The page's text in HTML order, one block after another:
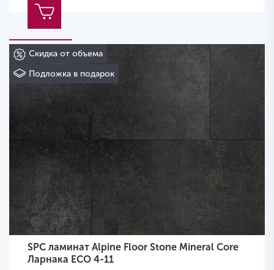
Скидка от объема
Подложка в подарок
SPC ламинат Alpine Floor Stone Mineral Core
Ларнака ECO 4-11